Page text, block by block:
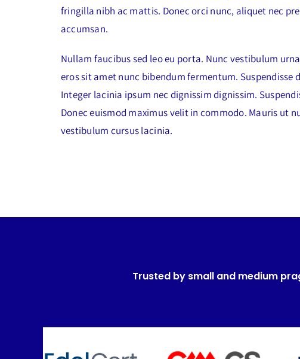
fringilla nibh ac mattis. Donec orci nunc, aliquet nec
accumsan.
Nullam faucibus sed leo eu porta. Nunc vestibulum
eros sit amet nunc bibendum fermentum.
Integer lacinia ipsum nec dignissim dignissim.
Donec euismod maximus velit in commodo. Mauris ut
vestibulum cursus lacinia.
Trusted by small and medium